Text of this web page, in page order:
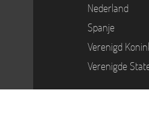
Nederland
Spanje
Verenigd
Verenigde